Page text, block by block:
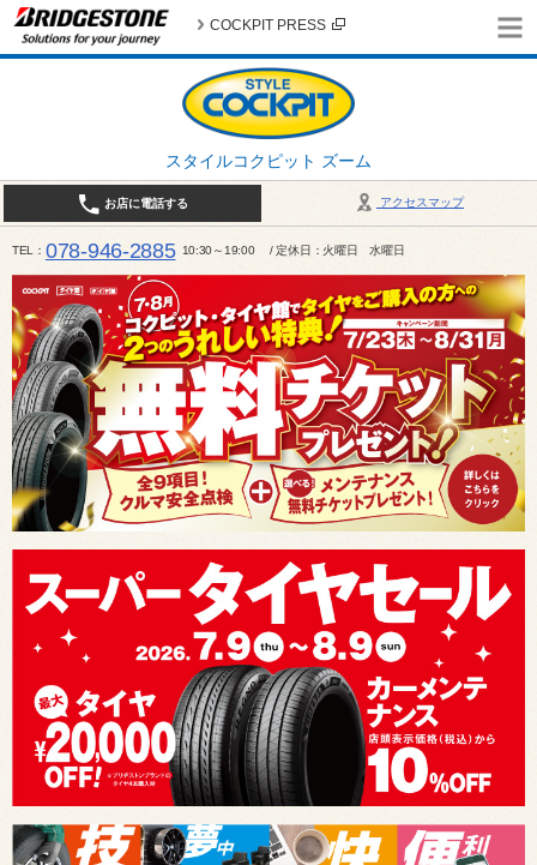
スタイルコクピット ズーム
COCKPIT PRESS
アクセスマップ
お店に電話する
TEL 078-946-2885 10:30～19:00 / 定休日：火曜日 水曜日